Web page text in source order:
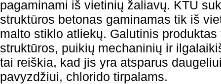
pagaminami iš vietinių žaliavų. KTU
struktūros betonas gaminamas tik iš
malto stiklo atliekų. Galutinis
struktūros, puikių mechaninių ir
tai reiškia, kad jis yra atsparus
pavyzdžiui, chlorido tirpalams.